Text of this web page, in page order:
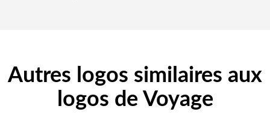
Autres logos similaires aux
logos de Voyage